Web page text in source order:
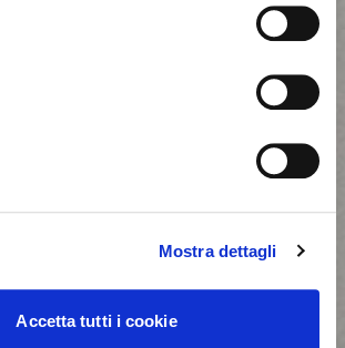
Mostra dettagli
Accetta tutti i cookie
you like to switch to the site in